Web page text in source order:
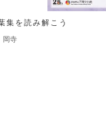
集を読み解こう
岡寺